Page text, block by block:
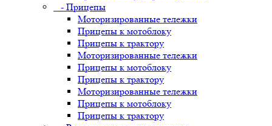
- Прицепы
Моторизированные тележки
Прицепы к мотоблоку
Прицепы к трактору
Моторизированные тележки
Прицепы к мотоблоку
Прицепы к трактору
Моторизированные тележки
Прицепы к мотоблоку
Прицепы к трактору